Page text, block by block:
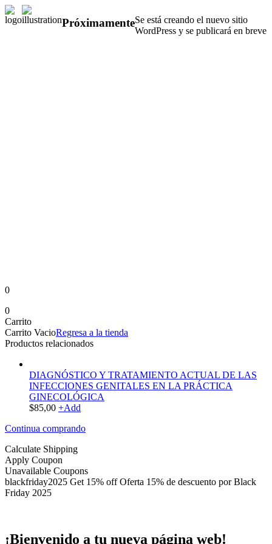
PróximamenteSe está creando el nuevo sitio
WordPress y se publicará en breve
0
0
Carrito
Carrito VacioRegresa a la tienda
Productos relacionados
DIAGNÓSTICO Y TRATAMIENTO ACTUAL DE LAS
INFECCIONES GENITALES EN LA PRÁCTICA
GINECOLÓGICA
$85,00 +Add
Continua comprando
Calculate Shipping
Apply Coupon
Unavailable Coupons
blackfriday2025 Get 15% off Oferta 15% de descuento por Black
Friday 2025
¡Bienvenido a tu nueva página web!